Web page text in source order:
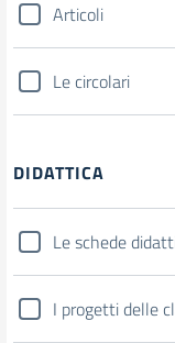
Articoli
Le circolari
DIDATTICA
Le schede
I progetti delle